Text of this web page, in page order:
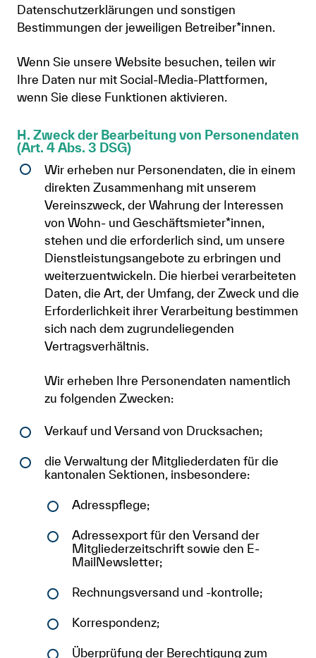
Datenschutzerklärungen und sonstigen
Bestimmungen der jeweiligen Betreiber*innen.
Wenn Sie unsere Website besuchen, teilen wir
Ihre Daten nur mit Social-Media-Plattformen,
wenn Sie diese Funktionen aktivieren.
H. Zweck der Bearbeitung von Personendaten
(Art. 4 Abs. 3 DSG)
Wir erheben nur Personendaten, die in einem
direkten Zusammenhang mit unserem
Vereinszweck, der Wahrung der Interessen
von Wohn- und Geschäftsmieter*innen,
stehen und die erforderlich sind, um unsere
Dienstleistungsangebote zu erbringen und
weiterzuentwickeln. Die hierbei verarbeiteten
Daten, die Art, der Umfang, der Zweck und die
Erforderlichkeit ihrer Verarbeitung bestimmen
sich nach dem zugrundeliegenden
Vertragsverhältnis.
Wir erheben Ihre Personendaten namentlich
zu folgenden Zwecken:
Verkauf und Versand von Drucksachen;
die Verwaltung der Mitgliederdaten für die
kantonalen Sektionen, insbesondere:
Adresspflege;
Adressexport für den Versand der
Mitgliederzeitschrift sowie den E-
MailNewsletter;
Rechnungsversand und -kontrolle;
Korrespondenz;
Überprüfung der Berechtigung zum